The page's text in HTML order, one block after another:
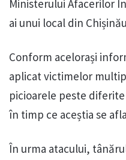
Ministerului Afacerilor
ai unui local din
Conform acelorași
aplicat victimelor
picioarele peste
în timp ce aceștia se
În urma atacului,